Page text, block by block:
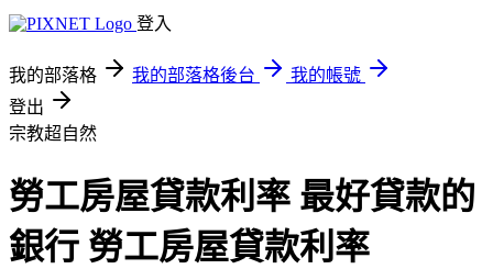
登入
我的部落格 我的部落格後台
我的帳號
登出
宗教超自然
勞工房屋貸款利率 最好貸款的
銀行 勞工房屋貸款利率